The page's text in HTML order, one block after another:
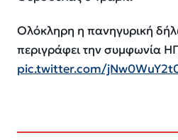
Ολόκληρη η πανηγυρική
περιγράφει την συμφωνία
pic.twitter.com/